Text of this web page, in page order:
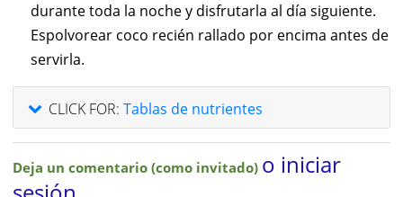
durante toda la noche y disfrutarla al día siguiente.
Espolvorear coco recién rallado por encima antes de
servirla.
CLICK FOR: Tablas de nutrientes
Deja un comentario (como invitado) o iniciar